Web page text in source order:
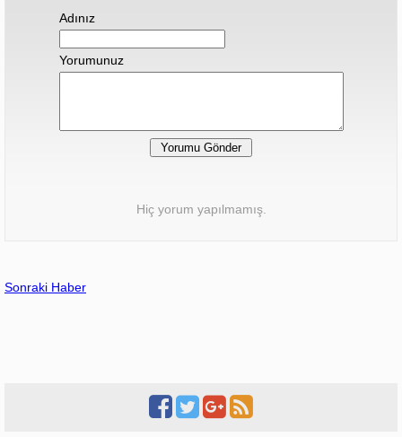
Adınız
Yorumunuz
Hiç yorum yapılmamış.
Sonraki Haber